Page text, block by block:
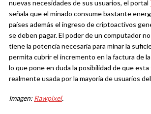
nuevas necesidades de sus usuarios, el portal
señala que el minado consume bastante
países además el ingreso de criptoactivos
se deben pagar. El poder de un computador
tiene la potencia necesaria para minar la
permita cubrir el incremento en la factura de
lo que pone en duda la posibilidad de que
realmente usada por la mayoría de usuarios
Imagen: Rawpixel.